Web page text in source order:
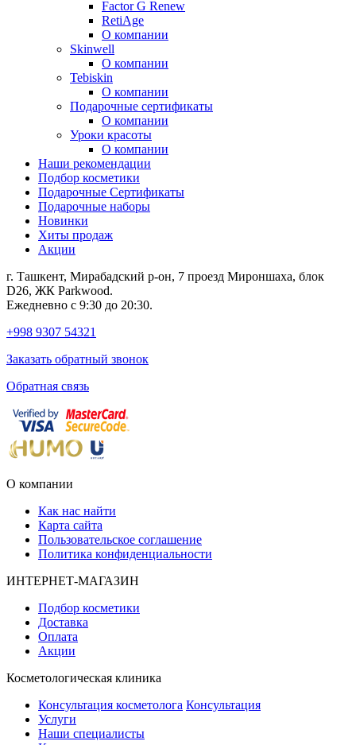
Factor G Renew
RetiAge
О компании
Skinwell
О компании
Tebiskin
О компании
Подарочные сертификаты
О компании
Уроки красоты
О компании
Наши рекомендации
Подбор косметики
Подарочные Сертификаты
Подарочные наборы
Новинки
Хиты продаж
Акции
г. Ташкент, Мирабадский р-он, 7 проезд Мироншаха, блок
D26, ЖК Раrkwood.
Ежедневно с 9:30 до 20:30.
+998 9307 54321
Заказать обратный звонок
Обратная связь
О компании
Как нас найти
Карта сайта
Пользовательское соглашение
Политика конфиденциальности
ИНТЕРНЕТ-МАГАЗИН
Подбор косметики
Доставка
Оплата
Акции
Косметологическая клиника
Консультация косметолога Консультация
Услуги
Наши специалисты